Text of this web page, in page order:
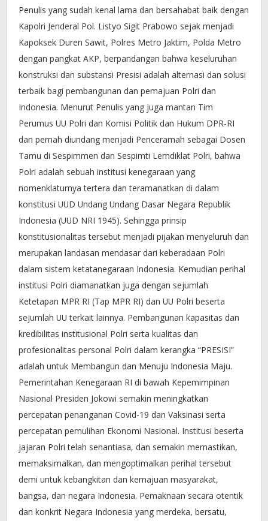
Penulis yang sudah kenal lama dan bersahabat baik dengan
Kapolri Jenderal Pol. Listyo Sigit Prabowo sejak menjadi
Kapoksek Duren Sawit, Polres Metro Jaktim, Polda Metro
dengan pangkat AKP, berpandangan bahwa keseluruhan
konstruksi dan substansi Presisi adalah alternasi dan solusi
terbaik bagi pembangunan dan pemajuan Polri dan
Indonesia. Menurut Penulis yang juga mantan Tim
Perumus UU Polri dan Komisi Politik dan Hukum DPR-RI
dan pernah diundang menjadi Penceramah sebagai Dosen
Tamu di Sespimmen dan Sespimti Lemdiklat Polri, bahwa
Polri adalah sebuah institusi kenegaraan yang
nomenklaturnya tertera dan teramanatkan di dalam
konstitusi UUD Undang Undang Dasar Negara Republik
Indonesia (UUD NRI 1945). Sehingga prinsip
konstitusionalitas tersebut menjadi pijakan menyeluruh dan
merupakan landasan mendasar dari keberadaan Polri
dalam sistem ketatanegaraan Indonesia. Kemudian perihal
institusi Polri diamanatkan juga dengan sejumlah
Ketetapan MPR RI (Tap MPR RI) dan UU Polri beserta
sejumlah UU terkait lainnya. Pembangunan kapasitas dan
kredibilitas institusional Polri serta kualitas dan
profesionalitas personal Polri dalam kerangka “PRESISI”
adalah untuk Membangun dan Menuju Indonesia Maju.
Pemerintahan Kenegaraan RI di bawah Kepemimpinan
Nasional Presiden Jokowi semakin meningkatkan
percepatan penanganan Covid-19 dan Vaksinasi serta
percepatan pemulihan Ekonomi Nasional. Institusi beserta
jajaran Polri telah senantiasa, dan semakin memastikan,
memaksimalkan, dan mengoptimalkan perihal tersebut
demi untuk kebangkitan dan kemajuan masyarakat,
bangsa, dan negara Indonesia. Pemaknaan secara otentik
dan konkrit Negara Indonesia yang merdeka, bersatu,